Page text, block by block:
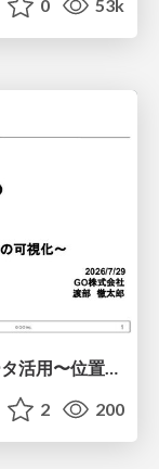
0 53k
タクシーアプリ『GO』の実践的データ活用〜位置情報データの収集とStreamlitでの可視化〜
2 200